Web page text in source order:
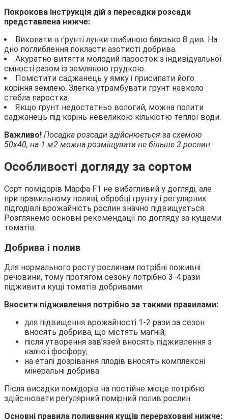
Покрокова інструкція дій з пересадки розсади
представлена нижче:
Викопати в ґрунті лунки глибиною близько 8 див. На
дно поглиблення покласти азотисті добрива.
Акуратно витягти молодий паросток з індивідуальної
ємності разом із земляною грудкою.
Помістити саджанець у ямку і присипати його
коріння землею. Злегка утрамбувати грунт навколо
стебла паростка.
Якщо грунт недостатньо вологий, можна полити
саджанець під корінь невеликою кількістю теплої води.
Важливо! Посадка розсади здійснюється за схемою
50х40, на 1 м2 можна розміщувати не більше 3 рослин.
Особливості догляду за сортом
Сорт помідорів Марфа F1 не вибагливий у догляді, але
при правильному поливі, обробці грунту і регулярних
підгодівлі врожайність рослин значно підвищується.
Розглянемо основні рекомендації по догляду за кущами
томатів.
Добрива і полив
Для нормального росту рослинам потрібні поживні
речовини, тому протягом сезону потрібно 3-4 рази
підживити кущі томатів добривами.
Вносити підживлення потрібно за такими правилами:
для підвищення врожайності 1-2 рази за сезон
вносять добрива, що містять магній;
після утворення зав’язей вносять підживлення з
калію і фосфору;
на етапі дозрівання плодів вносять комплексні
мінеральні добрива.
Після висадки помідорів на постійне місце потрібно
здійснювати регулярний помірний полив рослин.
Основні правила поливання кущів перераховані нижче: